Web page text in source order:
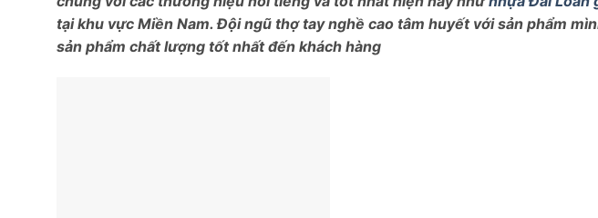
tại khu vực Miền Nam. Đội ngũ thợ tay nghề cao tâm huyết với sản phẩm
sản phẩm chất lượng tốt nhất đến khách hàng